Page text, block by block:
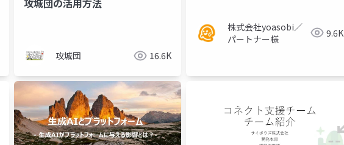
攻城団の活用方法
攻城団 16.6K
株式会社yoasobi／
パートナー様
9.6K